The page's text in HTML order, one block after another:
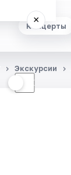
Концерты
×
☾
Экскурсии